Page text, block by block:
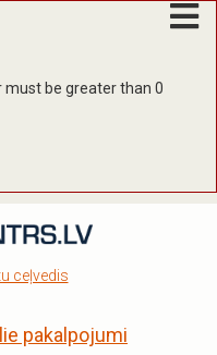
must be greater than 0
ceļvedis
pakalpojumi